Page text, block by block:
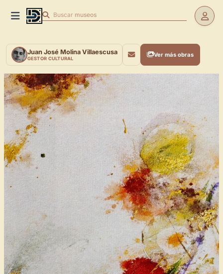
Buscar museos
Juan José Molina Villaescusa
GESTOR CULTURAL
Ver más obras